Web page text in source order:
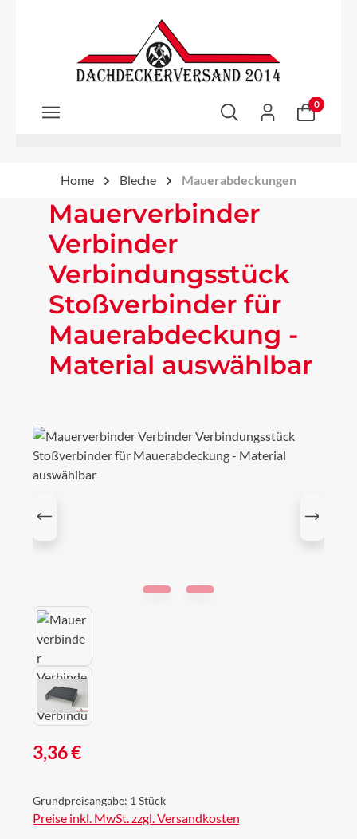
Zum Hauptinhalt springen
0
Home Bleche Mauerabdeckungen
Mauerverbinder
Verbinder
Verbindungsstück
Stoßverbinder für
Mauerabdeckung -
Material auswählbar
Bildergalerie überspringen
Regulärer Preis:
3,36 €
Grundpreisangabe: 1 Stück
Preise inkl. MwSt. zzgl. Versandkosten